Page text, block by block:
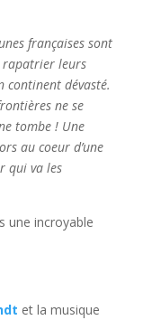
françaises sont
rapatrier leurs
dévasté.
ne se
tombe ! Une
au coeur d’une
qui va les
une incroyable
et la musique